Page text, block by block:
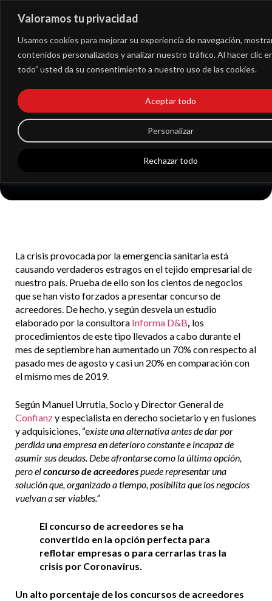
Valoramos tu privacidad
Usamos cookies para mejorar su experiencia de navegación,
contenidos personalizados y analizar nuestro tráfico. Al hacer clic
todo” usted da su consentimiento a nuestro uso de las cookies.
Personalizar
Rechazar todo
Aceptar todo
Cómo saber si es el
momento de
presentarse a
concurso de
acreedores
La crisis provocada por la emergencia sanitaria está
causando verdaderos estragos en el tejido empresarial de
nuestro país. Prueba de ello son los cientos de negocios
que se han visto forzados a presentar concurso de
acreedores. De hecho, y según desvela un estudio
elaborado por la consultora Informa D&B, los
procedimientos de este tipo llevados a cabo durante el
mes de septiembre han aumentado un 70% con respecto al
pasado mes de agosto y casi un 20% en comparación con
el mismo mes de 2019.
Según Manuel Urrutia, Socio y Director General de
Confianzy especialista en derecho societario y en fusiones
y adquisiciones, “existe una alternativa antes de dar por
perdida una empresa en deterioro constante e incapaz de
asumir sus deudas. Debe afrontarse como la última opción,
pero elconcurso de acreedorespuede representar una
solución que, organizado a tiempo, posibilita que los negocios
vuelvan a ser viables.”
El concurso de acreedores se ha
convertido en la opción perfecta para
reflotar empresas o para cerrarlas tras la
crisis por Coronavirus.
Un alto porcentaje de los concursos de acreedores